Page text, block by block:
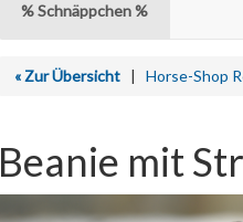
% Schnäppchen %
« Zur Übersicht | Horse-Shop
Beanie mit